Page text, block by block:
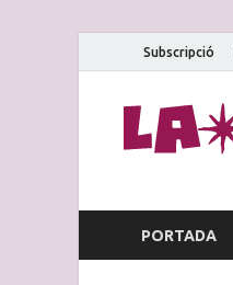
Subscripció
PORTADA